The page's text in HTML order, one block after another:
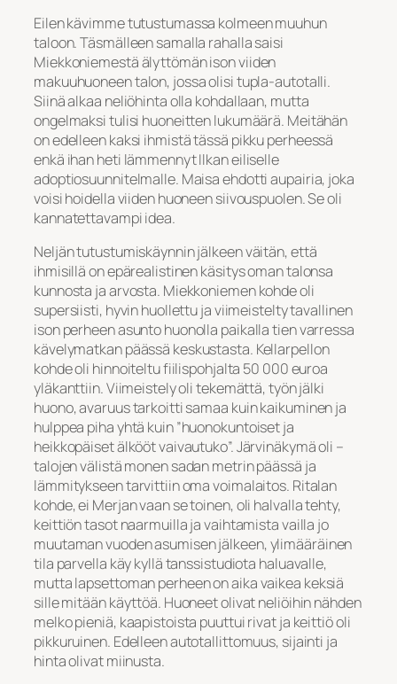
Eilen kävimme tutustumassa kolmeen muuhun
taloon. Täsmälleen samalla rahalla saisi
Miekkoniemestä älyttömän ison viiden
makuuhuoneen talon, jossa olisi tupla-autotalli.
Siinä alkaa neliöhinta olla kohdallaan, mutta
ongelmaksi tulisi huoneitten lukumäärä. Meitähän
on edelleen kaksi ihmistä tässä pikku perheessä
enkä ihan heti lämmennyt Ilkan eiliselle
adoptiosuunnitelmalle. Maisa ehdotti aupairia, joka
voisi hoidella viiden huoneen siivouspuolen. Se oli
kannatettavampi idea.
Neljän tutustumiskäynnin jälkeen väitän, että
ihmisillä on epärealistinen käsitys oman talonsa
kunnosta ja arvosta. Miekkoniemen kohde oli
supersiisti, hyvin huollettu ja viimeistelty tavallinen
ison perheen asunto huonolla paikalla tien varressa
kävelymatkan päässä keskustasta. Kellarpellon
kohde oli hinnoiteltu fiilispohjalta 50 000 euroa
yläkanttiin. Viimeistely oli tekemättä, työn jälki
huono, avaruus tarkoitti samaa kuin kaikuminen ja
hulppea piha yhtä kuin ”huonokuntoiset ja
heikkopäiset älkööt vaivautuko”. Järvinäkymä oli –
talojen välistä monen sadan metrin päässä ja
lämmitykseen tarvittiin oma voimalaitos. Ritalan
kohde, ei Merjan vaan se toinen, oli halvalla tehty,
keittiön tasot naarmuilla ja vaihtamista vailla jo
muutaman vuoden asumisen jälkeen, ylimääräinen
tila parvella käy kyllä tanssistudiota haluavalle,
mutta lapsettoman perheen on aika vaikea keksiä
sille mitään käyttöä. Huoneet olivat neliöihin nähden
melko pieniä, kaapistoista puuttui rivat ja keittiö oli
pikkuruinen. Edelleen autotallittomuus, sijainti ja
hinta olivat miinusta.